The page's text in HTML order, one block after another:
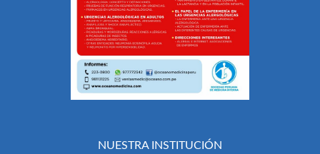
NUESTRA INSTITUCIÓN